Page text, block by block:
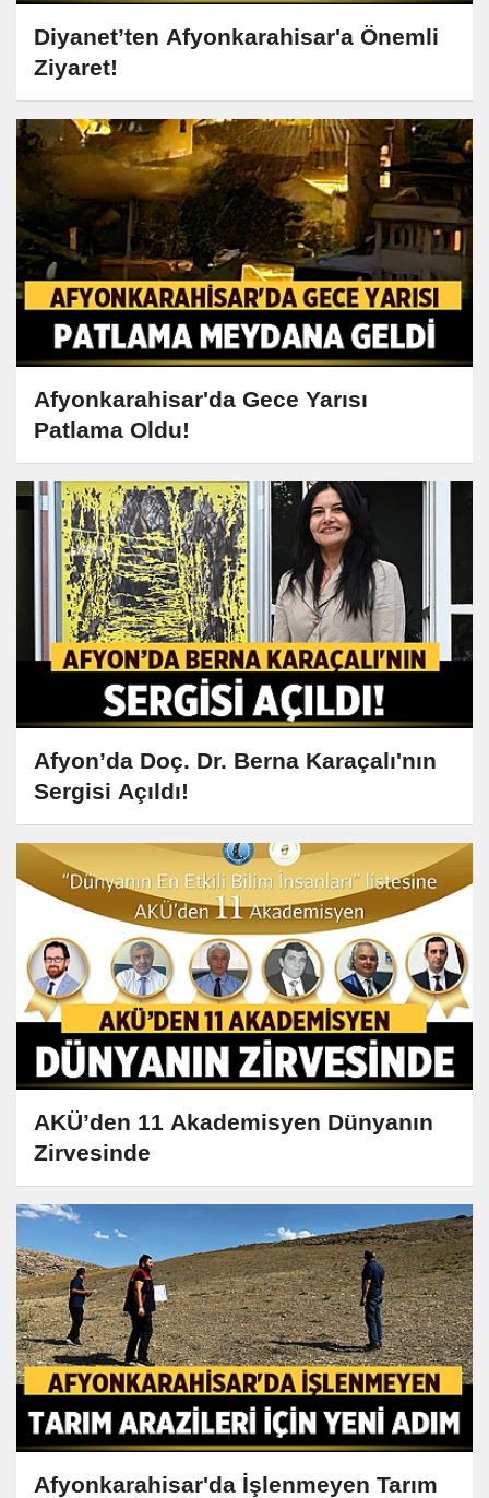
Diyanet’ten Afyonkarahisar'a Önemli
Ziyaret!
Afyonkarahisar'da Gece Yarısı
Patlama Oldu!
Afyon’da Doç. Dr. Berna Karaçalı'nın
Sergisi Açıldı!
AKÜ’den 11 Akademisyen Dünyanın
Zirvesinde
Afyonkarahisar'da İşlenmeyen Tarım